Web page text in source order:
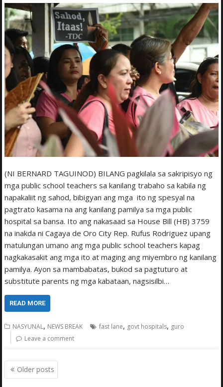
(NI BERNARD TAGUINOD) BILANG pagkilala sa sakripisyo ng
mga public school teachers sa kanilang trabaho sa kabila ng
napakaliit ng sahod, bibigyan ang mga ito ng spesyal na
pagtrato kasama na ang kanilang pamilya sa mga public
hospital sa bansa. Ito ang nakasaad sa House Bill (HB) 3759
na inakda ni Cagaya de Oro City Rep. Rufus Rodriguez upang
matulungan umano ang mga public school teachers kapag
nagkakasakit ang mga ito at maging ang miyembro ng kanilang
pamilya. Ayon sa mambabatas, bukod sa pagtuturo at
substitute parents ng mga kabataan, nagsisilbi…
READ MORE
NASYUNAL, NEWS BREAK fast lane, govt hospitals, guro
Leave a comment
Posts
navigation
Older posts